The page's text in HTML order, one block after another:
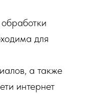
для
а также
интернет